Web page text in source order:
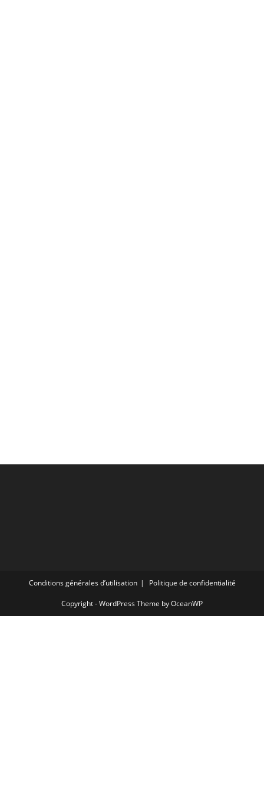
Conditions générales d’utilisation Politique de confidentialité
Copyright - WordPress Theme by OceanWP